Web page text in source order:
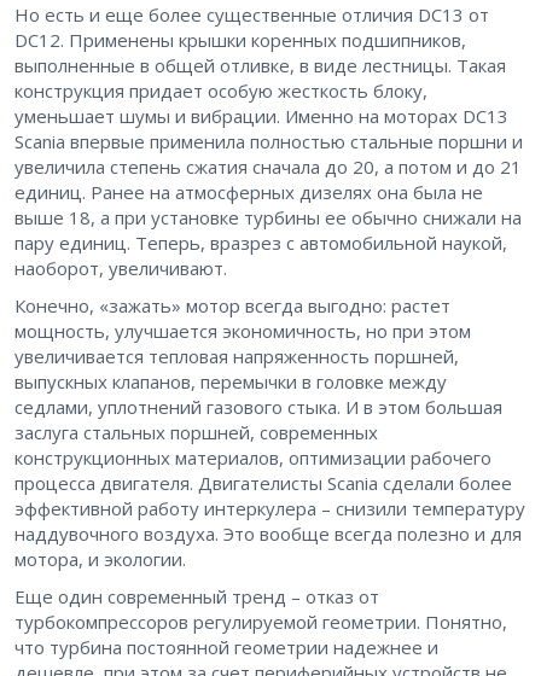
Но есть и еще более существенные отличия DC13 от
DC12. Применены крышки коренных подшипников,
выполненные в общей отливке, в виде лестницы. Такая
конструкция придает особую жесткость блоку,
уменьшает шумы и вибрации. Именно на моторах DC13
Scania впервые применила полностью стальные поршни и
увеличила степень сжатия сначала до 20, а потом и до 21
единиц. Ранее на атмосферных дизелях она была не
выше 18, а при установке турбины ее обычно снижали на
пару единиц. Теперь, вразрез с автомобильной наукой,
наоборот, увеличивают.
Конечно, «зажать» мотор всегда выгодно: растет
мощность, улучшается экономичность, но при этом
увеличивается тепловая напряженность поршней,
выпускных клапанов, перемычки в головке между
седлами, уплотнений газового стыка. И в этом большая
заслуга стальных поршней, современных
конструкционных материалов, оптимизации рабочего
процесса двигателя. Двигателисты Scania сделали более
эффективной работу интеркулера – снизили температуру
наддувочного воздуха. Это вообще всегда полезно и для
мотора, и экологии.
Еще один современный тренд – отказ от
турбокомпрессоров регулируемой геометрии. Понятно,
что турбина постоянной геометрии надежнее и